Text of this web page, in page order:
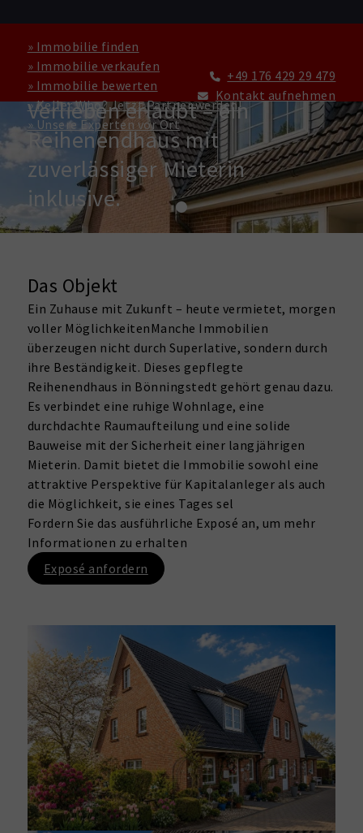
» Immobilie finden
» Immobilie verkaufen
» Immobilie bewerten
» Keller Who? Jetzt Partner werden!
» Unsere Experten vor Ort
+49 176 429 29 479
Kontakt aufnehmen
HAUS ZU KAUFEN IN BÖNNINGSTEDT
Verlieben erlaubt – ein
Reihenendhaus mit
zuverlässiger Mieterin
inklusive.
Das Objekt
Ein Zuhause mit Zukunft – heute vermietet, morgen
voller MöglichkeitenManche Immobilien
überzeugen nicht durch Superlative, sondern durch
ihre Beständigkeit. Dieses gepflegte
Reihenendhaus in Bönningstedt gehört genau dazu.
Es verbindet eine ruhige Wohnlage, eine
durchdachte Raumaufteilung und eine solide
Bauweise mit der Sicherheit einer langjährigen
Mieterin. Damit bietet die Immobilie sowohl eine
attraktive Perspektive für Kapitalanleger als auch
die Möglichkeit, sie eines Tages sel
Fordern Sie das ausführliche Exposé an, um mehr
Informationen zu erhalten
Exposé anfordern